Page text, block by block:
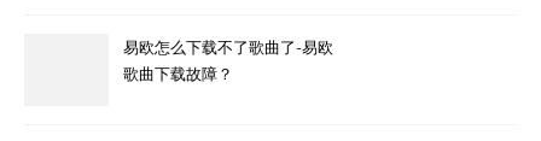
易欧怎么下载不了歌曲了-易欧
歌曲下载故障？